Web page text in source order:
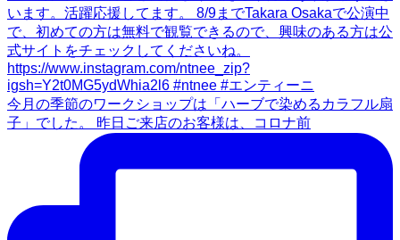
今月の季節のワークショップは「ハーブで染めるカラフル扇
子」でした。 昨日ご来店のお客様は、コロナ前